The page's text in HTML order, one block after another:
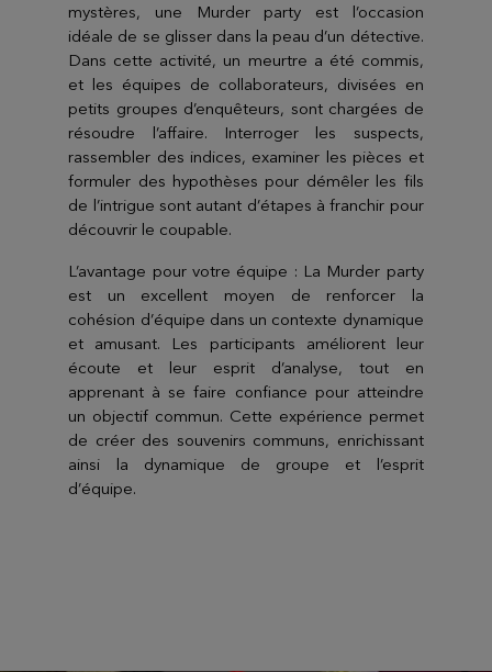
mystères, une Murder party est l’occasion
idéale de se glisser dans la peau d’un détective.
Dans cette activité, un meurtre a été commis,
et les équipes de collaborateurs, divisées en
petits groupes d’enquêteurs, sont chargées de
résoudre l’affaire. Interroger les suspects,
rassembler des indices, examiner les pièces et
formuler des hypothèses pour démêler les fils
de l’intrigue sont autant d’étapes à franchir pour
découvrir le coupable.
L’avantage pour votre équipe : La Murder party
est un excellent moyen de renforcer la
cohésion d’équipe dans un contexte dynamique
et amusant. Les participants améliorent leur
écoute et leur esprit d’analyse, tout en
apprenant à se faire confiance pour atteindre
un objectif commun. Cette expérience permet
de créer des souvenirs communs, enrichissant
ainsi la dynamique de groupe et l’esprit
d’équipe.